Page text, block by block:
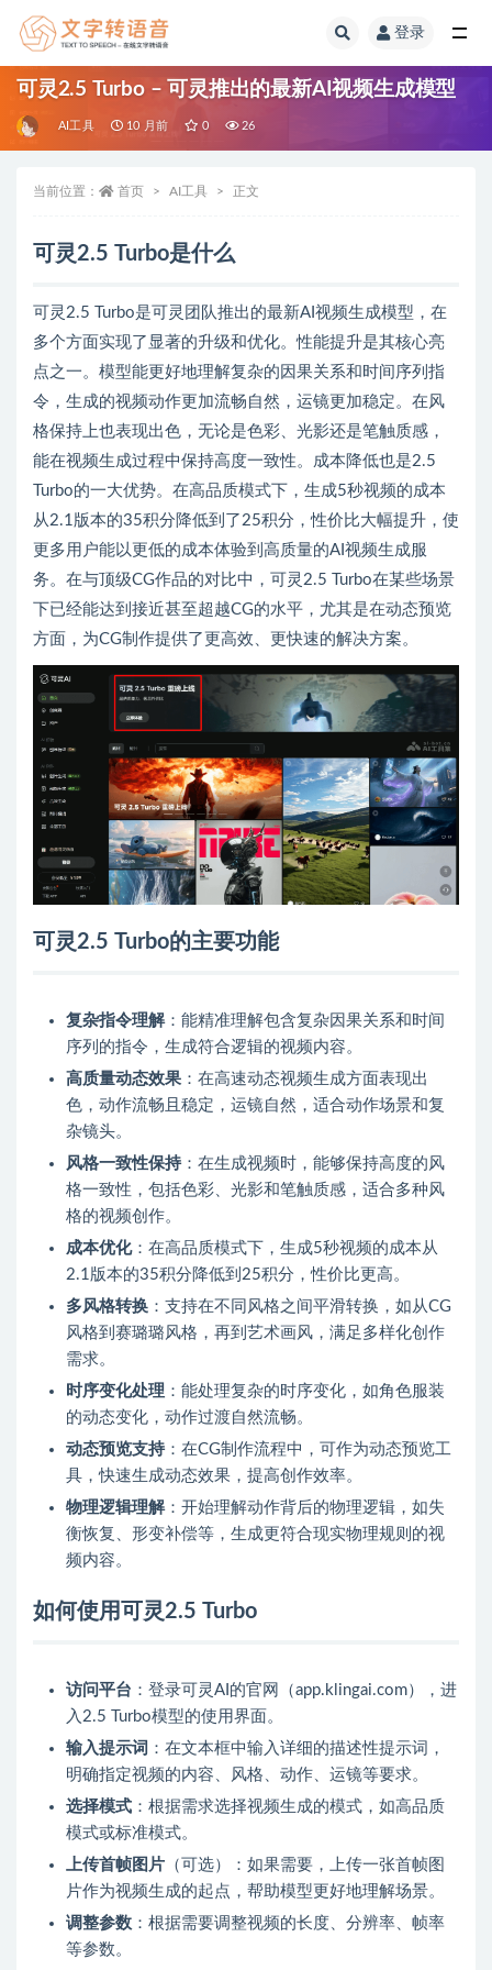
登录
可灵2.5 Turbo – 可灵推出的最新AI视频生成模型
AI工具 10 月前 0 26
当前位置： 首页 AI工具 正文
可灵2.5 Turbo是什么
可灵2.5 Turbo是可灵团队推出的最新AI视频生成模型，在
多个方面实现了显著的升级和优化。性能提升是其核心亮
点之一。模型能更好地理解复杂的因果关系和时间序列指
令，生成的视频动作更加流畅自然，运镜更加稳定。在风
格保持上也表现出色，无论是色彩、光影还是笔触质感，
能在视频生成过程中保持高度一致性。成本降低也是2.5
Turbo的一大优势。在高品质模式下，生成5秒视频的成本
从2.1版本的35积分降低到了25积分，性价比大幅提升，使
更多用户能以更低的成本体验到高质量的AI视频生成服
务。在与顶级CG作品的对比中，可灵2.5 Turbo在某些场景
下已经能达到接近甚至超越CG的水平，尤其是在动态预览
方面，为CG制作提供了更高效、更快速的解决方案。
可灵2.5 Turbo的主要功能
复杂指令理解：能精准理解包含复杂因果关系和时间
序列的指令，生成符合逻辑的视频内容。
高质量动态效果 ：在高速动态视频生成方面表现出
色，动作流畅且稳定，运镜自然，适合动作场景和复
杂镜头。
风格一致性保持：在生成视频时，能够保持高度的风
格一致性，包括色彩、光影和笔触质感，适合多种风
格的视频创作。
成本优化：在高品质模式下，生成5秒视频的成本从
2.1版本的35积分降低到25积分，性价比更高。
多风格转换 ：支持在不同风格之间平滑转换，如从CG
风格到赛璐璐风格，再到艺术画风，满足多样化创作
需求。
时序变化处理 ：能处理复杂的时序变化，如角色服装
的动态变化，动作过渡自然流畅。
动态预览支持：在CG制作流程中，可作为动态预览工
具，快速生成动态效果，提高创作效率。
物理逻辑理解：开始理解动作背后的物理逻辑，如失
衡恢复、形变补偿等，生成更符合现实物理规则的视
频内容。
如何使用可灵2.5 Turbo
访问平台 ：登录可灵AI的官网（app.klingai.com），进
入2.5 Turbo模型的使用界面。
输入提示词 ：在文本框中输入详细的描述性提示词，
明确指定视频的内容、风格、动作、运镜等要求。
选择模式 ：根据需求选择视频生成的模式，如高品质
模式或标准模式。
上传首帧图片 （可选）：如果需要，上传一张首帧图
片作为视频生成的起点，帮助模型更好地理解场景。
调整参数 ：根据需要调整视频的长度、分辨率、帧率
等参数。